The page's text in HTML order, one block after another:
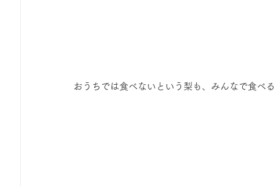
おうちでは食べないという梨も、みんなで食べ